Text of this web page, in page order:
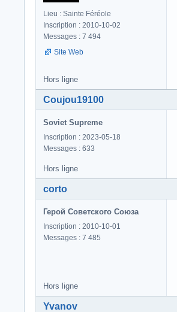
Lieu : Sainte Féréole
Inscription : 2010-10-02
Messages : 7 494
Site Web
Hors ligne
Coujou19100
Soviet Supreme
Inscription : 2023-05-18
Messages : 633
Hors ligne
corto
Герой Советского Союза
Inscription : 2010-10-01
Messages : 7 485
Hors ligne
Yvanov